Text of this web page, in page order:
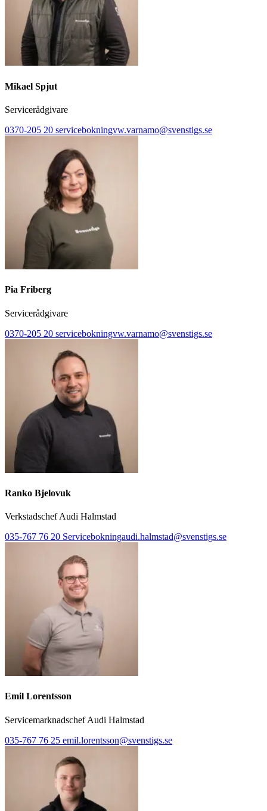
Mikael Spjut
Servicerådgivare
0370-205 20 servicebokningvw.varnamo@svenstigs.se
Pia Friberg
Servicerådgivare
0370-205 20 servicebokningvw.varnamo@svenstigs.se
Ranko Bjelovuk
Verkstadschef Audi Halmstad
035-767 76 20 Servicebokningaudi.halmstad@svenstigs.se
Emil Lorentsson
Servicemarknadschef Audi Halmstad
035-767 76 25 emil.lorentsson@svenstigs.se